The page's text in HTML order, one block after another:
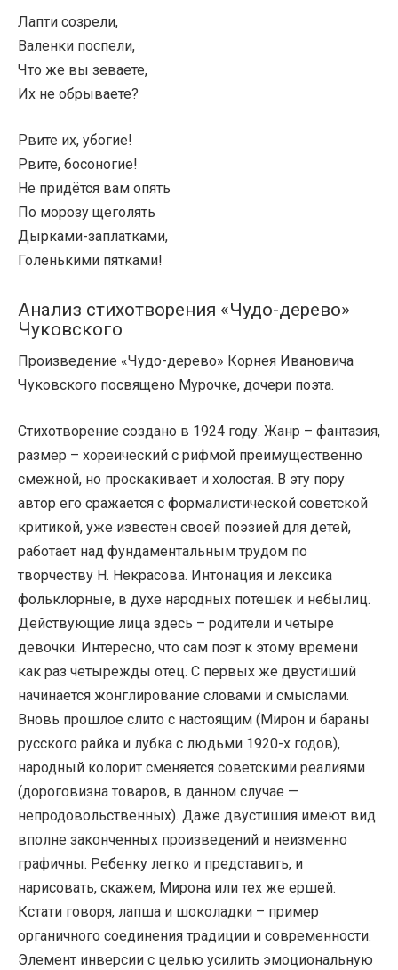
Лапти созрели,
Валенки поспели,
Что же вы зеваете,
Их не обрываете?
Рвите их, убогие!
Рвите, босоногие!
Не придётся вам опять
По морозу щеголять
Дырками-заплатками,
Голенькими пятками!
Анализ стихотворения «Чудо-дерево»
Чуковского
Произведение «Чудо-дерево» Корнея Ивановича
Чуковского посвящено Мурочке, дочери поэта.
Стихотворение создано в 1924 году. Жанр – фантазия,
размер – хореический с рифмой преимущественно
смежной, но проскакивает и холостая. В эту пору
автор его сражается с формалистической советской
критикой, уже известен своей поэзией для детей,
работает над фундаментальным трудом по
творчеству Н. Некрасова. Интонация и лексика
фольклорные, в духе народных потешек и небылиц.
Действующие лица здесь – родители и четыре
девочки. Интересно, что сам поэт к этому времени
как раз четырежды отец. С первых же двустиший
начинается жонглирование словами и смыслами.
Вновь прошлое слито с настоящим (Мирон и бараны
русского райка и лубка с людьми 1920-х годов),
народный колорит сменяется советскими реалиями
(дороговизна товаров, в данном случае —
непродовольственных). Даже двустишия имеют вид
вполне законченных произведений и неизменно
графичны. Ребенку легко и представить, и
нарисовать, скажем, Мирона или тех же ершей.
Кстати говоря, лапша и шоколадки – пример
органичного соединения традиции и современности.
Элемент инверсии с целью усилить эмоциональную